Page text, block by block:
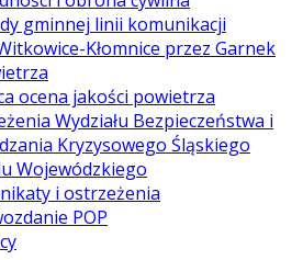
gminnej linii komunikacji
Kłomnice przez Garnek
ocena jakości powietrza
Wydziału Bezpieczeństwa i
Kryzysowego Śląskiego
Wojewódzkiego
i ostrzeżenia
POP